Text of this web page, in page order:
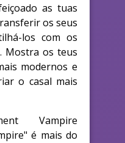
as tuas
os seus
los com os
Mostra os teus
modernos e
o casal mais
Vampire
é mais do